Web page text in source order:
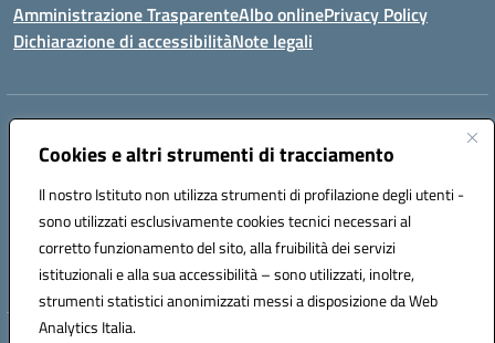
Cookies e altri strumenti di tracciamento
Il nostro Istituto non utilizza strumenti di profilazione degli utenti -
sono utilizzati esclusivamente cookies tecnici necessari al
corretto funzionamento del sito, alla fruibilità dei servizi
istituzionali e alla sua accessibilità – sono utilizzati, inoltre,
strumenti statistici anonimizzati messi a disposizione da Web
Analytics Italia.
Amministrazione TrasparenteAlbo onlinePrivacy Policy
Dichiarazione di accessibilitàNote legali
Centralino:
Posta elettronica certificata (PEC):tpis02200a@pec.istruzione.it
Codice fiscale: 93066580817
Codice meccanografico:TPIS02200A
VIA CESARÒ, 36 - 91016 ERICE - CASA SANTA (TP)
Telefono: 0923569559